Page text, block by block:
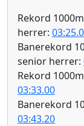
Rekord
herrer:
Banerekord
senior herrer:
Rekord 1000m
03:33.00
Banerekord
03:43.20